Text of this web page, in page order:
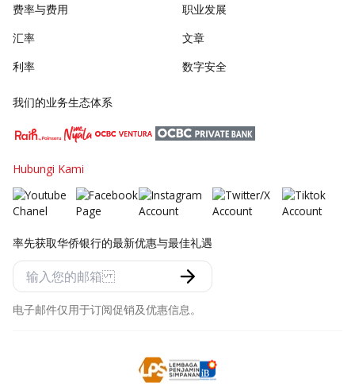
费率与费用
汇率
利率
职业发展
文章
数字安全
我们的业务生态体系
Hubungi Kami
率先获取华侨银行的最新优惠与最佳礼遇
电子邮件仅用于订阅促销及优惠信息。